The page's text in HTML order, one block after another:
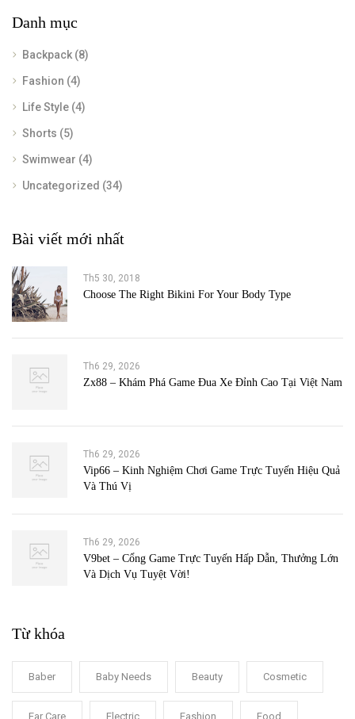
Danh mục
Backpack (8)
Fashion (4)
Life Style (4)
Shorts (5)
Swimwear (4)
Uncategorized (34)
Bài viết mới nhất
Th5 30, 2018
Choose The Right Bikini For Your Body Type
Th6 29, 2026
Zx88 – Khám Phá Game Đua Xe Đỉnh Cao Tại Việt Nam
Th6 29, 2026
Vip66 – Kinh Nghiệm Chơi Game Trực Tuyến Hiệu Quả
Và Thú Vị
Th6 29, 2026
V9bet – Cổng Game Trực Tuyến Hấp Dẫn, Thưởng Lớn
Và Dịch Vụ Tuyệt Vời!
Từ khóa
Baber Baby Needs Beauty Cosmetic
Ear Care Electric Fashion Food